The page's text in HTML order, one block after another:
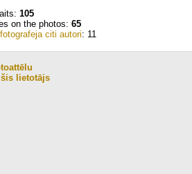
105
on the photos: 65
citi autori: 11
lietotājs